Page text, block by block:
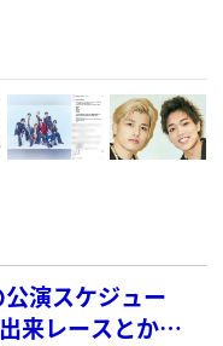
演スケジュー
来レースとか言